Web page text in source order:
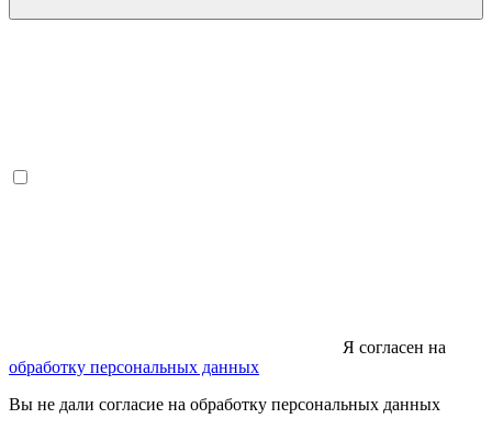
Я согласен на
обработку персональных данных
Вы не дали согласие на обработку персональных данных